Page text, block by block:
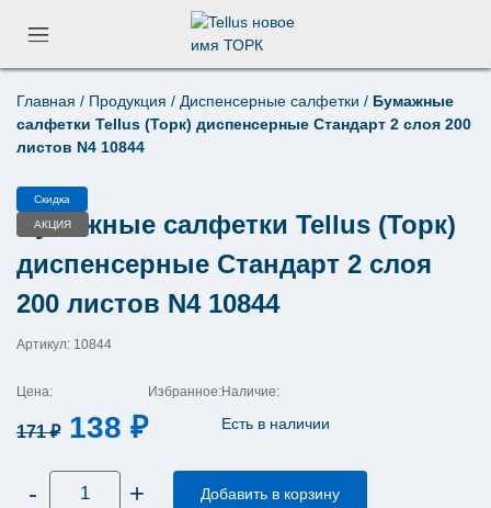
Поиск по товарам
×
Главная / Продукция / Диспенсерные салфетки / Бумажные
салфетки Tellus (Торк) диспенсерные Стандарт 2 слоя 200
листов N4 10844
Скидка
АКЦИЯ
Бумажные салфетки Tellus (Торк)
диспенсерные Стандарт 2 слоя
200 листов N4 10844
Артикул: 10844
Цена:
171₽ Первоначальная
составляла
138 ₽Текущая
138 ₽.
Избранное:Наличие:
Есть в наличии
-
Количество
товара
+ Добавить в корзину